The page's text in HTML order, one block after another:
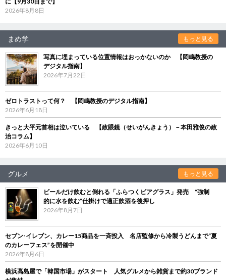
2026年8月8日
まめ学 もっと見る
写真に埋まっている位置情報はおっかないのか 【岡嶋教授の
デジタル指南】
2026年7月22日
ゼロトラストって何？ 【岡嶋教授のデジタル指南】
2026年6月18日
きっと大平元首相は泣いている 【政眼鏡（せいがんきょう）－本田雅俊の政
治コラム】
2026年6月10日
グルメ もっと見る
ビールだけ飲むと倒れる「ふらつくビアグラス」発売 “強制
的に水を飲む”仕掛けで適正飲酒を後押し
2026年8月7日
セブン‐イレブン、カレー15商品を一斉投入 名店監修から冷製うどんまで“夏
のカレーフェス”を開催中
2026年8月6日
横浜高島屋で「韓国市場」がスタート 人気グルメから雑貨まで約30ブランド